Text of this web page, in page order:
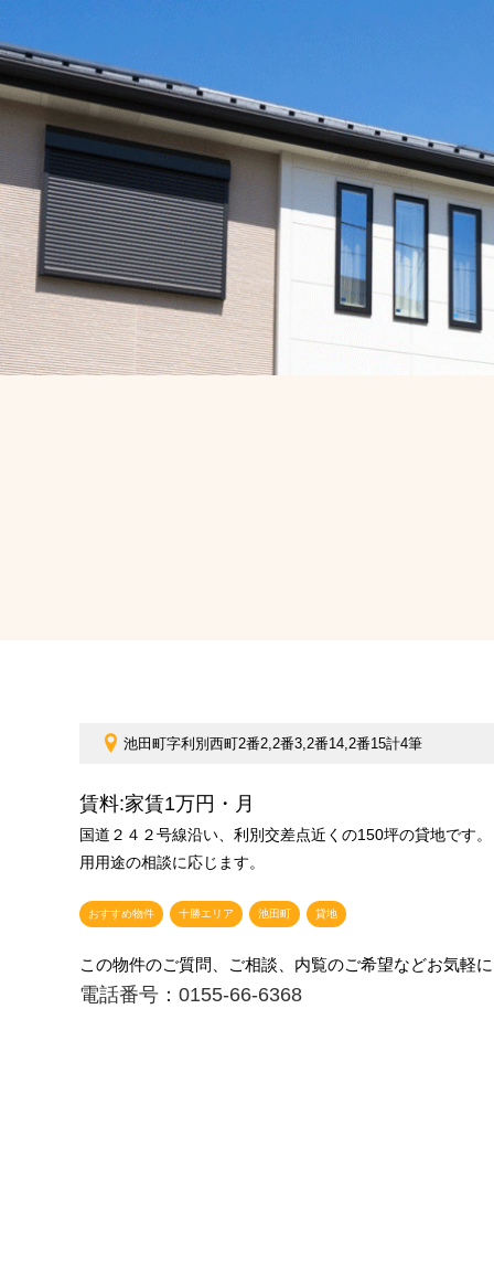
池田町字利別西町2番2,2番3,2番14,2番15計4筆
賃料:家賃1万円・月
国道２４２号線沿い、利別交差点近くの150坪の貸地です
用用途の相談に応じます。
おすすめ物件 十勝エリア 池田町 貸地
この物件のご質問、ご相談、内覧のご希望などお気軽
電話番号：0155-66-6368